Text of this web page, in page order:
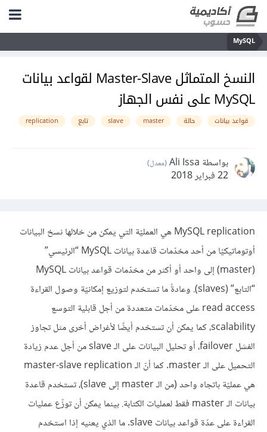
MySQL
النسخ المتماثل Master-Slave لقواعد بيانات
MySQL على نفس الجهاز
قواعد بيانات حالة master
slave تابع replication
بواسطة Ali Issa (معدل)
22 فبراير 2018
MySQL replication هي العمليّة التي يمكن من خلالها نسخ البيانات
أوتوماتيكيًا من أحد مخدّمات قاعدة بيانات MySQL “الرئيسي”
(master) إلى واحد أو أكثر من مخدّمات قواعد بيانات MySQL
“التابع” (slaves). وعادةً ما تستخدم لتوزيع إمكانيّة وصول القراءة
read access على مخدّمات متعددة من أجل قابلية التوسع
scalability، كما يمكن أن تستخدم أيضًا لأغراض أخرى مثل تجاوز
الفشل failover، أو تحليل البيانات على الـ slave من أجل عدم زيادة
التحميل على الـ master. كما أنّ الـ master-slave replication
هي عمليّة باتجاه واحد (من الـ master إلى slave)، تستخدم قاعدة
بيانات الـ master فقط لعمليات الكتابة. بينما يمكن أن توزّع عمليات
القراءة على عدّة قواعد بيانات slave. ما الذي يعنيه إذا استخدم